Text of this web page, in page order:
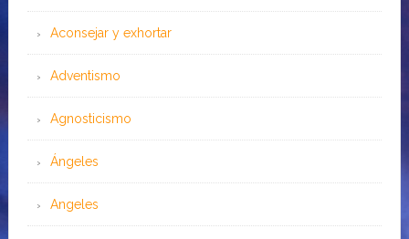
Aconsejar y exhortar
Adventismo
Agnosticismo
Ángeles
Angeles